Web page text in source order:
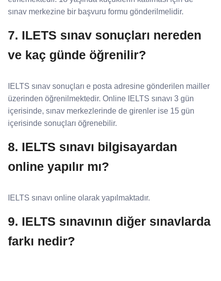
sınav merkezine bir başvuru formu gönderilmelidir.
7. ILETS sınav sonuçları nereden
ve kaç günde öğrenilir?
IELTS sınav sonuçları e posta adresine gönderilen mailler
üzerinden öğrenilmektedir. Online IELTS sınavı 3 gün
içerisinde, sınav merkezlerinde de girenler ise 15 gün
içerisinde sonuçları öğrenebilir.
8. IELTS sınavı bilgisayardan
online yapılır mı?
IELTS sınavı online olarak yapılmaktadır.
9. IELTS sınavının diğer sınavlarda
farkı nedir?